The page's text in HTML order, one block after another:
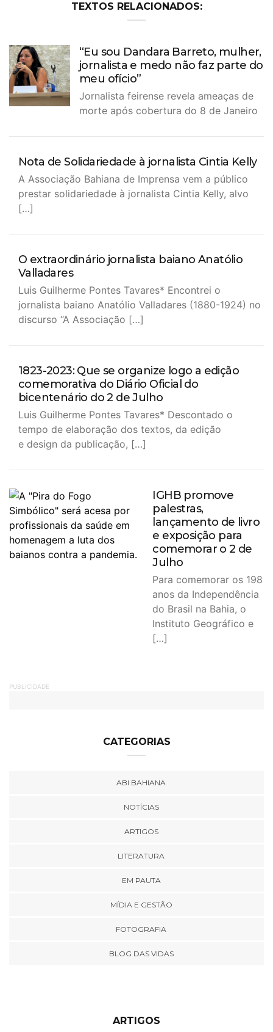
TEXTOS RELACIONADOS:
“Eu sou Dandara Barreto, mulher,
jornalista e medo não faz parte do
meu ofício”
Jornalista feirense revela ameaças de
morte após cobertura do 8 de Janeiro
Nota de Solidariedade à jornalista Cintia Kelly
A Associação Bahiana de Imprensa vem a público
prestar solidariedade à jornalista Cintia Kelly, alvo
[…]
O extraordinário jornalista baiano Anatólio
Valladares
Luis Guilherme Pontes Tavares* Encontrei o
jornalista baiano Anatólio Valladares (1880-1924) no
discurso “A Associação […]
1823-2023: Que se organize logo a edição
comemorativa do Diário Oficial do
bicentenário do 2 de Julho
Luis Guilherme Pontes Tavares* Descontado o
tempo de elaboração dos textos, da edição
e design da publicação, […]
IGHB promove
palestras,
lançamento de livro
e exposição para
comemorar o 2 de
Julho
Para comemorar os 198
anos da Independência
do Brasil na Bahia, o
Instituto Geográfico e
[…]
PUBLICIDADE
CATEGORIAS
ABI BAHIANA
NOTÍCIAS
ARTIGOS
LITERATURA
EM PAUTA
MÍDIA E GESTÃO
FOTOGRAFIA
BLOG DAS VIDAS
ARTIGOS